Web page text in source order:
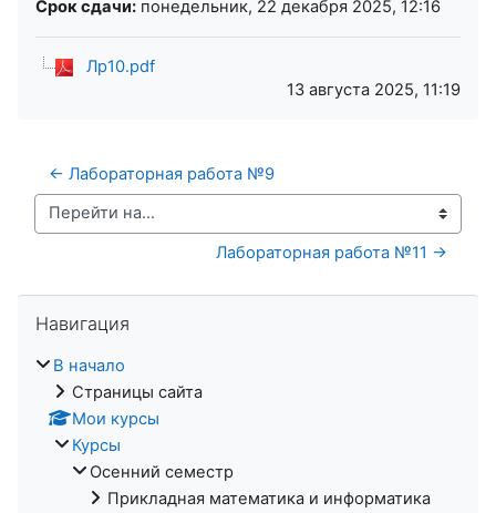
Срок сдачи: понедельник, 22 декабря 2025, 12:16
Лр10.pdf
13 августа 2025, 11:19
← Лабораторная работа №9
Перейти на...
Лабораторная работа №11 →
Навигация
В начало
Страницы сайта
Мои курсы
Курсы
Осенний семестр
Прикладная математика и информатика